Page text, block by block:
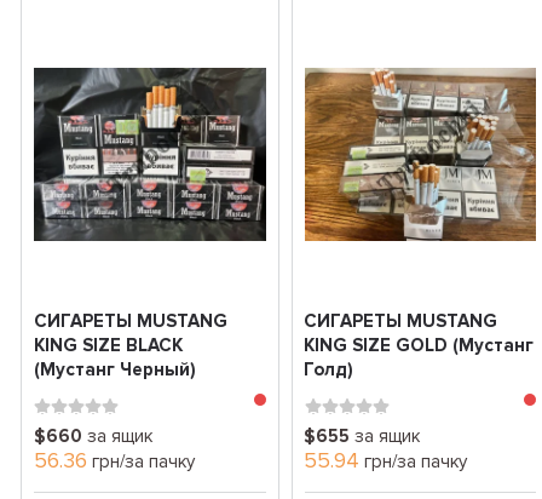
СИГАРЕТЫ MUSTANG
KING SIZE BLACK
(Мустанг Черный)
$660 за ящик
56.36 грн/за пачку
СИГАРЕТЫ MUSTANG
KING SIZE GOLD (Мустанг
Голд)
$655 за ящик
55.94 грн/за пачку